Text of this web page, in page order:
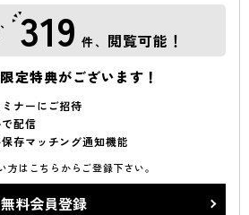
319 件、 閲覧可能！
定特典がございます！
ナーにご招待
配信
存マッチング通知機能
方はこちらからご登録下さい。
無料会員登録